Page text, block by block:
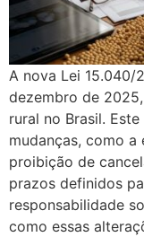
A nova Lei 15.040/
dezembro de
rural no Brasil.
mudanças, como a
proibição de
prazos definidos
responsabilidade
como essas